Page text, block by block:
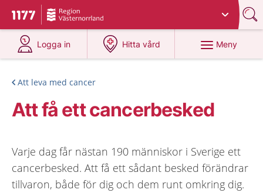
Till startsidan för 1177
Du har valt region
Logga in
på 1177.se
Hitta vård
på 1177.se
Meny
Att leva med cancer
Att få ett cancerbesked
Varje dag får nästan 190 människor i Sverige ett
cancerbesked. Att få ett sådant besked förändrar
tillvaron, både för dig och dem runt omkring dig.